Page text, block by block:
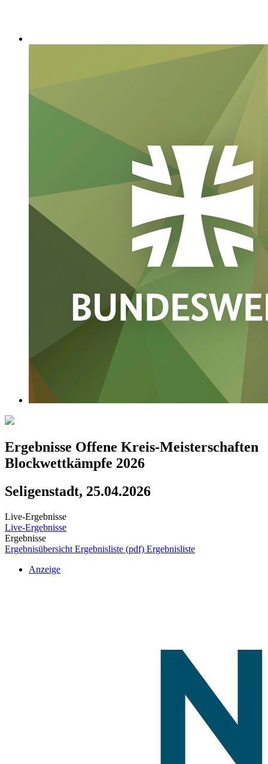
Ergebnisse Offene Kreis-Meisterschaften
Blockwettkämpfe 2026
Seligenstadt, 25.04.2026
Live-Ergebnisse
Live-Ergebnisse
Ergebnisse
Ergebnisübersicht Ergebnisliste (pdf) Ergebnisliste
Anzeige